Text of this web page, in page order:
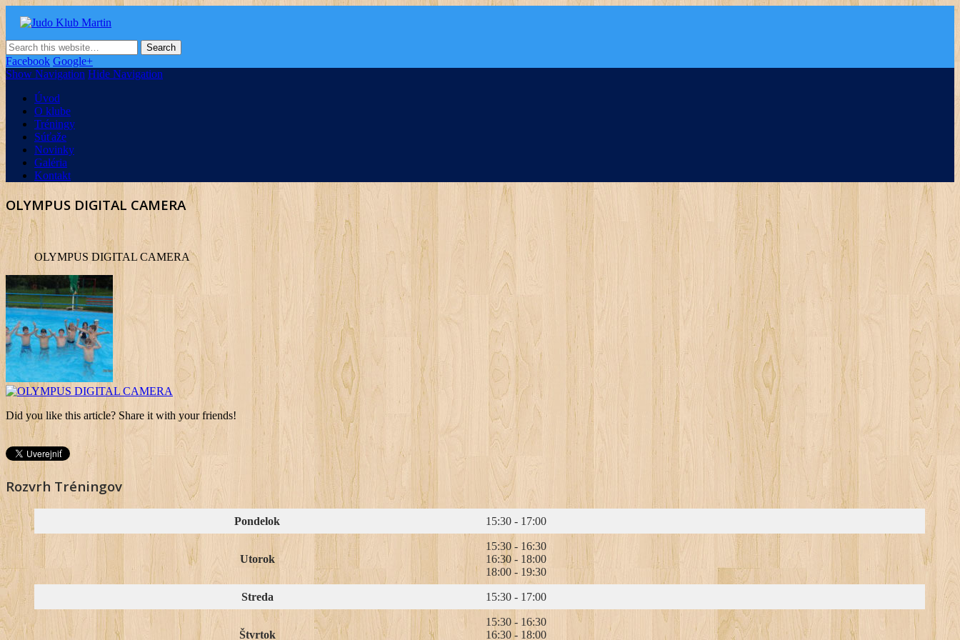
Oficiálna stránka Judo klubu v Martine
Facebook Google+
Show Navigation Hide Navigation
Úvod
O klube
Tréningy
Súťaže
Novinky
Galéria
Kontakt
OLYMPUS DIGITAL CAMERA
OLYMPUS DIGITAL CAMERA
Did you like this article? Share it with your friends!
Rozvrh Tréningov
Pondelok 15:30 - 17:00
Utorok
15:30 - 16:30
16:30 - 18:00
18:00 - 19:30
Streda 15:30 - 17:00
Štvrtok
15:30 - 16:30
16:30 - 18:00